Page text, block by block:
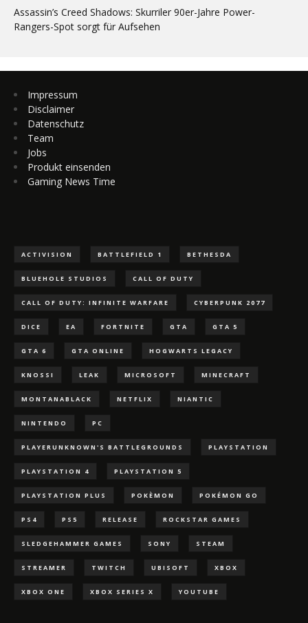
Assassin’s Creed Shadows: Skurriler 90er-Jahre Power-
Rangers-Spot sorgt für Aufsehen
Impressum
Disclaimer
Datenschutz
Team
Jobs
Produkt einsenden
Gaming News Time
ACTIVISION BATTLEFIELD 1 BETHESDA
BLUEHOLE STUDIOS CALL OF DUTY
CALL OF DUTY: INFINITE WARFARE CYBERPUNK 2077
DICE EA FORTNITE GTA GTA 5
GTA 6 GTA ONLINE HOGWARTS LEGACY
KNOSSI LEAK MICROSOFT MINECRAFT
MONTANABLACK NETFLIX NIANTIC
NINTENDO PC
PLAYERUNKNOWN'S BATTLEGROUNDS PLAYSTATION
PLAYSTATION 4 PLAYSTATION 5
PLAYSTATION PLUS POKÈMON POKÉMON GO
PS4 PS5 RELEASE ROCKSTAR GAMES
SLEDGEHAMMER GAMES SONY STEAM
STREAMER TWITCH UBISOFT XBOX
XBOX ONE XBOX SERIES X YOUTUBE